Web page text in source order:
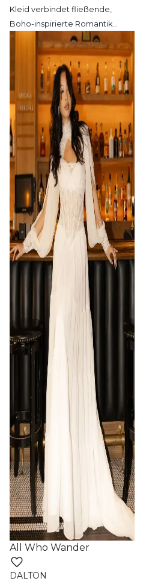
Kleid verbindet fließende,
Boho-inspirierte Romantik
All Who Wander
DALTON